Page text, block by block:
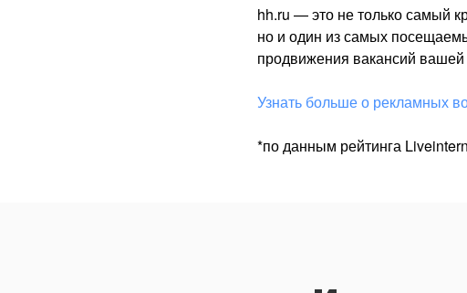
hh.ru — это не только самый
но и один из самых
продвижения вакансий вашей
Узнать больше о рекламных
*по данным рейтинга